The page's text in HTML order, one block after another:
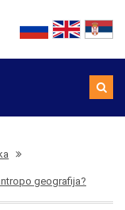
geografija?